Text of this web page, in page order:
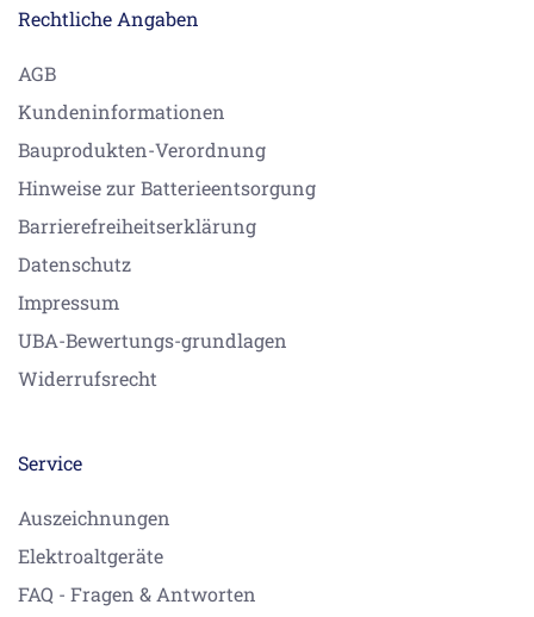
Rechtliche Angaben
AGB
Kundeninformationen
Bauprodukten-Verordnung
Hinweise zur Batterieentsorgung
Barrierefreiheitserklärung
Datenschutz
Impressum
UBA-Bewertungs-grundlagen
Widerrufsrecht
Service
Auszeichnungen
Elektroaltgeräte
FAQ - Fragen & Antworten